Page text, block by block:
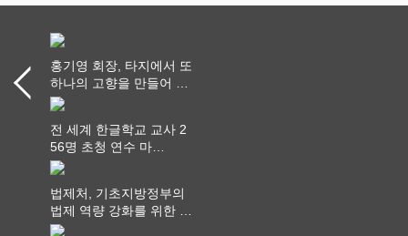
홍기영 회장, 타지에서 또
하나의 고향을 만들어 가
다
전 세계 한글학교 교사 2
56명 초청 연수 마
쳐...“수업은 더 깊게, 교
법제처, 기초지방정부의
법제 역량 강화를 위한 전
라권 현장설명회 개최